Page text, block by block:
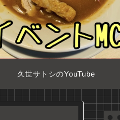
久世サトシのYouTube